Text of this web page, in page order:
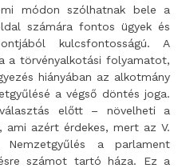
módon szólhatnak bele a
számára fontos ügyek és
kulcsfontosságú. A
a törvényalkotási folyamatot,
hiányában az alkotmány
a végső döntés joga.
előtt – növelheti a
ami azért érdekes, mert az V.
Nemzetgyűlés a parlament
számot tartó háza. Ez a